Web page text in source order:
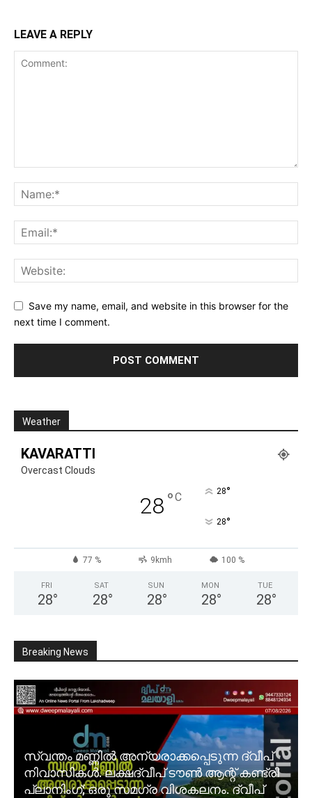
LEAVE A REPLY
Save my name, email, and website in this browser for the
next time I comment.
Weather
KAVARATTI
Overcast Clouds
28°C 28°
28°
77 % 9kmh 100 %
FRI
28°
SAT
28°
SUN
28°
MON
28°
TUE
28°
Breaking News
സ്വന്തം മണ്ണിൽ അന്യരാക്കപ്പെടുന്ന ദ്വീപ്
നിവാസികൾ. ലക്ഷദ്വീപ് ടൗൺ ആന്റ് കണ്ട്രി
പ്ലാനിംഗ്; ഒരു സമഗ്ര വിശകലനം. ദ്വീപ്